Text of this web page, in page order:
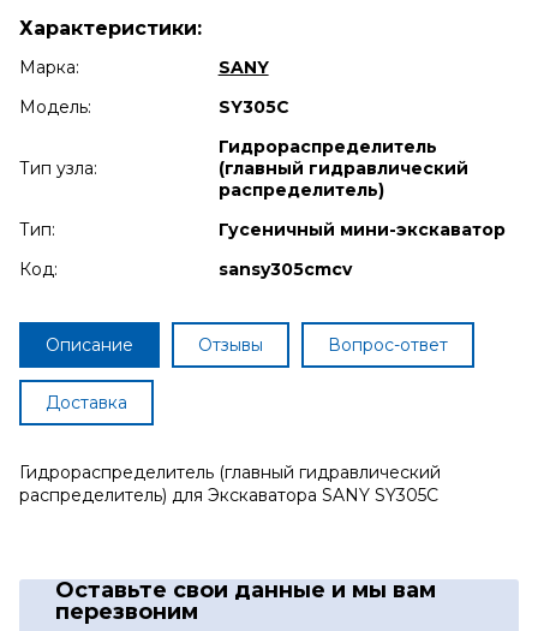
Характеристики:
Марка:
SANY
Модель:
SY305C
Тип узла:
Гидрораспределитель
(главный гидравлический
распределитель)
Тип:
Гусеничный мини-экскаватор
Код:
sansy305cmcv
Описание Отзывы Вопрос-ответ
Доставка
Гидрораспределитель (главный гидравлический
распределитель) для Экскаватора SANY SY305C
Оставьте свои данные и мы вам
перезвоним